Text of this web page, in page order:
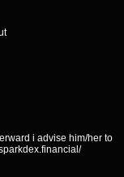
i advise him/her to